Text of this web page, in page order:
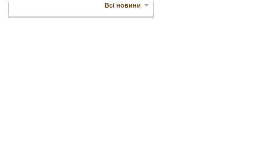
Всі новини